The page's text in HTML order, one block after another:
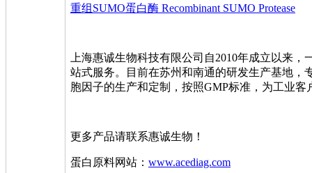
重组SUMO蛋白酶 Recombinant SUMO Protease
上海惠诚生物科技有限公司自2010年成立以来
站式服务。目前在苏州和南通的研发生产基地，
胞因子的生产和定制，按照GMP标准，为工业客
更多产品请联系惠诚生物！
蛋白原料网站： www.acediag.com